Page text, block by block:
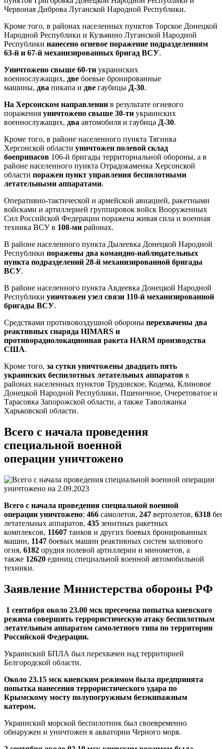
Червоная Диброва Луганской Народной Республики.
Кроме того, в районах населенных пунктов Торское Донецкой
Народной Республики и Кузьмино Луганской Народной
Республики нанесено огневое поражение подразделениям
63-й и 67-й механизированных бригад ВСУ.
Уничтожено свыше 60-ти украинских
военнослужащих, две боевые бронированные
машины, два пикапа и две гаубицы Д-30.
На Херсонском направлении в результате огневого
поражения уничтожено свыше 30-ти украинских
военнослужащих, два автомобиля и гаубица Д-30.
Кроме того, в районе населенного пункта Тягинка
Херсонской области уничтожен полевой склад
боеприпасов 106-й бригады территориальной обороны, а в
районе населенного пункта Отрадокаменка Херсонской
области поражен пункт управления беспилотными
летательными аппаратами.
Оперативно-тактической и армейской авиацией, ракетными
войсками и артиллерией группировок войск Вооруженных
Сил Российской Федерации поражена живая сила и военная
техника ВСУ в 108-ми районах.
В районе населенного пункта Дылеевка Донецкой Народной
Республики поражены два командно-наблюдательных
пункта подразделений 28-й механизированной бригады
ВСУ.
В районе населенного пункта Авдеевка Донецкой Народной
Республики уничтожен узел связи 110-й механизированной
бригады ВСУ.
Средствами противовоздушной обороны перехвачены два
реактивных снаряда HIMARS и
противорадиолокационная ракета HARM производства
США.
Кроме того, за сутки уничтожены двадцать пять
украинских беспилотных летательных аппаратов в
районах населенных пунктов Трудовское, Кодема, Клиновое
Донецкой Народной Республики, Пшеничное, Очеретоватое и
Тарасовка Запорожской области, а также Таволжанка
Харьковской области.
Всего с начала проведения
специальной военной
операции уничтожено
Всего с начала проведения специальной военной
операции уничтожено: 466 самолетов, 247 вертолетов, 6318
летательных аппаратов, 435 зенитных ракетных
комплексов, 11607 танков и других боевых бронированных
машин, 1147 боевых машин реактивных систем залпового
огня, 6182 орудия полевой артиллерии и минометов, а
также 12620 единиц специальной военной автомобильной
техники.
Заявление Министерства обороны РФ
1 сентября около 23.00 мск пресечена попытка киевского
режима совершить террористическую атаку беспилотным
летательным аппаратом самолетного типа по территории
Российской Федерации.
Украинский БПЛА был перехвачен над территорией
Белгородской области.
Около 23.15 мск киевским режимом была предпринята
попытка нанесения террористического удара по
Крымскому мосту полупогружным безэкипажным
катером.
Украинский морской беспилотник был своевременно
обнаружен и уничтожен в акватории Черного моря.